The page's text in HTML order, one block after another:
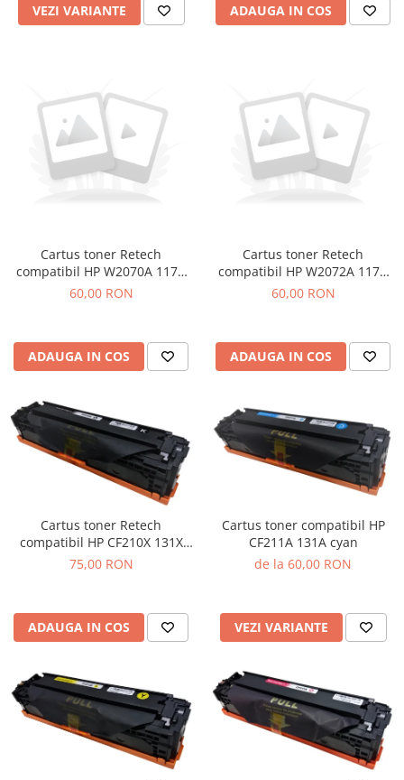
VEZI VARIANTE ADAUGA IN COS
Cartus toner Retech
compatibil HP W2070A 117A
black
60,00 RON
ADAUGA IN COS
Cartus toner Retech
compatibil HP W2072A 117A
yellow
60,00 RON
ADAUGA IN COS
Cartus toner Retech
compatibil HP CF210X 131X
black
75,00 RON
ADAUGA IN COS
Cartus toner compatibil HP
CF211A 131A cyan
de la 60,00 RON
VEZI VARIANTE